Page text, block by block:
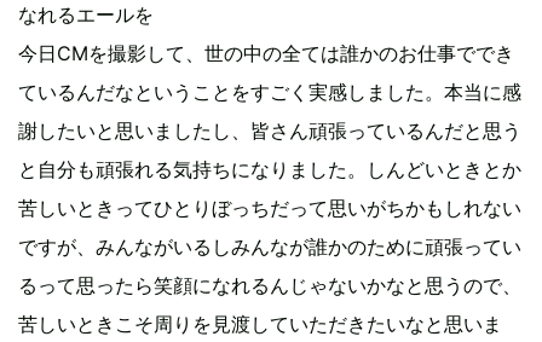
なれるエールを
今日CMを撮影して、世の中の全ては誰かのお仕事ででき
ているんだなということをすごく実感しました。本当に感
謝したいと思いましたし、皆さん頑張っているんだと思う
と自分も頑張れる気持ちになりました。しんどいときとか
苦しいときってひとりぼっちだって思いがちかもしれない
ですが、みんながいるしみんなが誰かのために頑張ってい
るって思ったら笑顔になれるんじゃないかなと思うので、
苦しいときこそ周りを見渡していただきたいなと思いま